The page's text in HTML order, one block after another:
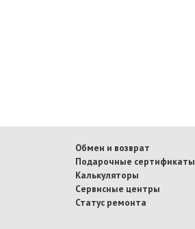
Обмен и возврат
Подарочные сертификаты
Калькуляторы
Сервисные центры
Статус ремонта